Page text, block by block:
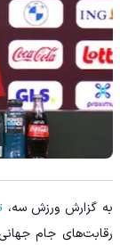
‫به گزارش ورزش سه،